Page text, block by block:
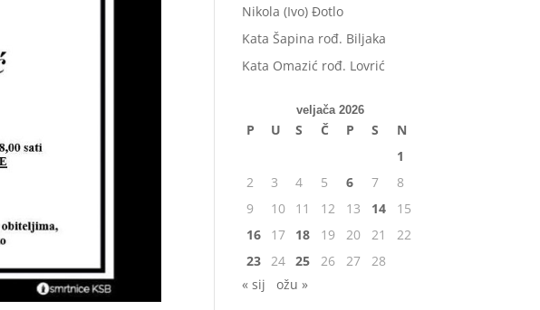
Nikola (Ivo) Đotlo
Kata Šapina rođ. Biljaka
Kata Omazić rođ. Lovrić
veljača 2026
P U S Č P S
N
1
2
3 4 5 6 7
8
9
10 11 12 13 14
15
16
17 18 19 20 21
22
23 24 25 26 27
28
« sij
ožu »